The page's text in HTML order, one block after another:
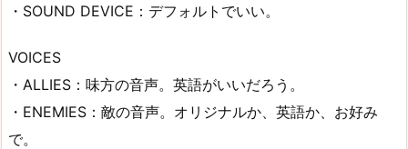
・SOUND DEVICE：デフォルトでいい。
VOICES
・ALLIES：味方の音声。英語がいいだろう。
・ENEMIES：敵の音声。オリジナルか、英語か、お好み
で。